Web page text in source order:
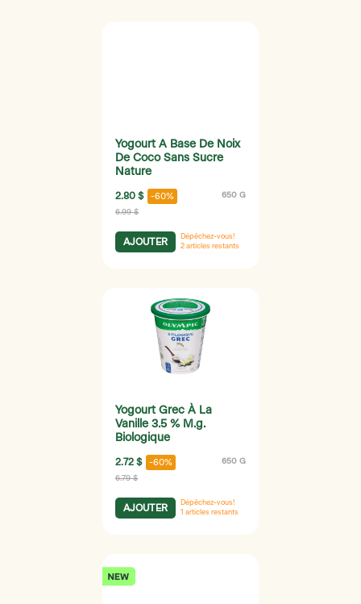
Yogourt A Base De Noix
De Coco Sans Sucre
Nature
2.80 $ -60% 650 G
6.99 $
AJOUTER
Dépêchez-vous!
2 articles restants
Yogourt Grec À La
Vanille 3.5 % M.g.
Biologique
2.72 $ -60% 650 G
6.79 $
AJOUTER
Dépêchez-vous!
1 articles restants